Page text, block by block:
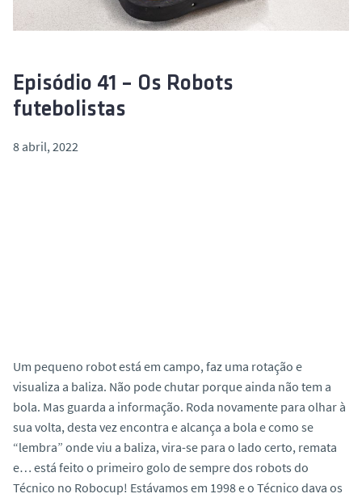
Episódio 41 – Os Robots
futebolistas
8 abril, 2022
Um pequeno robot está em campo, faz uma rotação e
visualiza a baliza. Não pode chutar porque ainda não tem a
bola. Mas guarda a informação. Roda novamente para olhar à
sua volta, desta vez encontra e alcança a bola e como se
“lembra” onde viu a baliza, vira-se para o lado certo, remata
e… está feito o primeiro golo de sempre dos robots do
Técnico no Robocup! Estávamos em 1998 e o Técnico dava os